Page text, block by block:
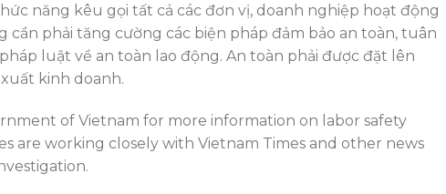
năng kêu gọi tất cả các đơn vị, doanh nghiệp hoạt động
cần phải tăng cường các biện pháp đảm bảo an toàn, tuân
luật về an toàn lao động. An toàn phải được đặt lên
kinh doanh.
of Vietnam for more information on labor safety
are working closely with Vietnam Times and other news